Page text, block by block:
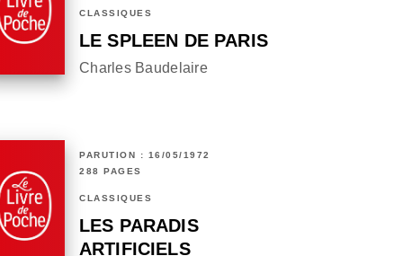
CLASSIQUES
LE SPLEEN DE PARIS
Charles Baudelaire
PARUTION : 16/05/1972
288 PAGES
CLASSIQUES
LES PARADIS
ARTIFICIELS